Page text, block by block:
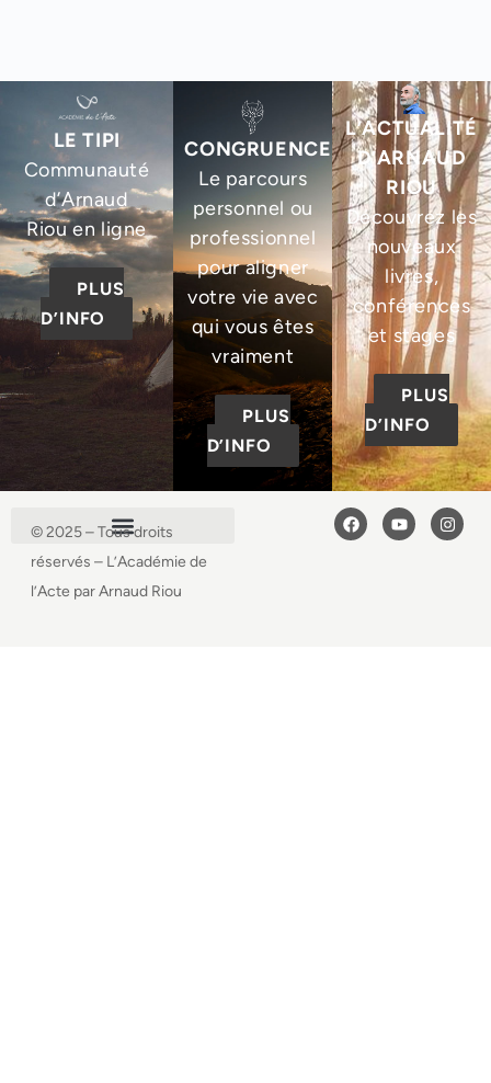
LE TIPI
Communauté
d’Arnaud
Riou en ligne
PLUS
D’INFO
CONGRUENCE
Le parcours
personnel ou
professionnel
pour aligner
votre vie avec
qui vous êtes
vraiment
PLUS
D’INFO
L’ACTUALITÉ
D’ARNAUD
RIOU
Découvrez les
nouveaux
livres,
conférences
et stages
PLUS
D’INFO
© 2025 – Tous droits
réservés – L’Académie de
l’Acte par Arnaud Riou